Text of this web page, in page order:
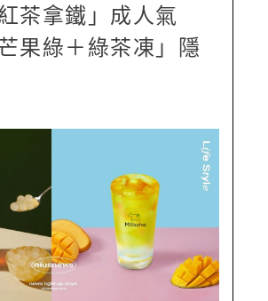
茶拿鐵」成人氣
果綠＋綠茶凍」隱